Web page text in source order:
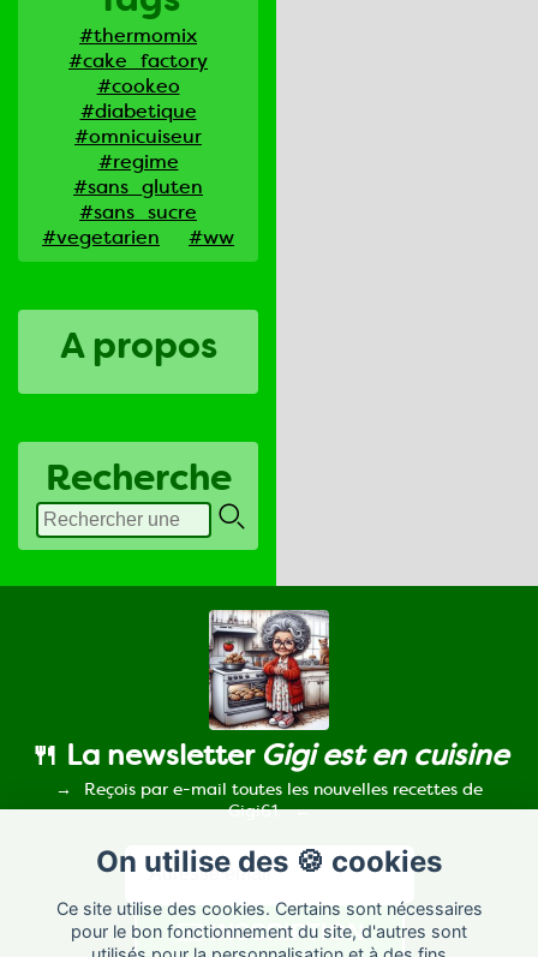
#thermomix
#cake_factory
#cookeo
#diabetique
#omnicuiseur
#regime
#sans_gluten
#sans_sucre
#vegetarien
#ww
A propos
Recherche
On utilise des 🍪 cookies
Ce site utilise des cookies. Certains sont nécessaires
pour le bon fonctionnement du site, d'autres sont
🍴 La newsletter Gigi est en cuisine
Reçois par e-mail toutes les nouvelles recettes de
Gigi61.